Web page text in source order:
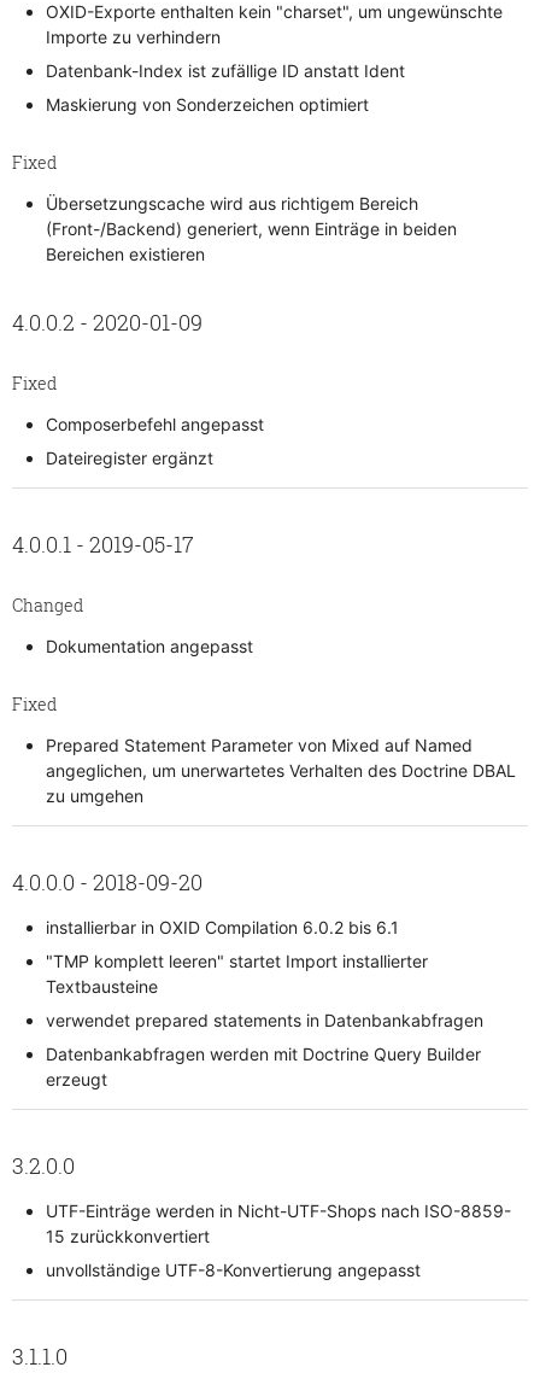
OXID-Exporte enthalten kein "charset", um ungewünschte
Importe zu verhindern
Datenbank-Index ist zufällige ID anstatt Ident
Maskierung von Sonderzeichen optimiert
Fixed
Übersetzungscache wird aus richtigem Bereich
(Front-/Backend) generiert, wenn Einträge in beiden
Bereichen existieren
4.0.0.2 - 2020-01-09
Fixed
Composerbefehl angepasst
Dateiregister ergänzt
4.0.0.1 - 2019-05-17
Changed
Dokumentation angepasst
Fixed
Prepared Statement Parameter von Mixed auf Named
angeglichen, um unerwartetes Verhalten des Doctrine DBAL
zu umgehen
4.0.0.0 - 2018-09-20
installierbar in OXID Compilation 6.0.2 bis 6.1
"TMP komplett leeren" startet Import installierter
Textbausteine
verwendet prepared statements in Datenbankabfragen
Datenbankabfragen werden mit Doctrine Query Builder
erzeugt
3.2.0.0
UTF-Einträge werden in Nicht-UTF-Shops nach ISO-8859-
15 zurückkonvertiert
unvollständige UTF-8-Konvertierung angepasst
3.1.1.0